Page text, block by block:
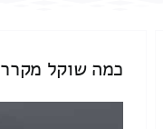
כמה שוקל מקרר